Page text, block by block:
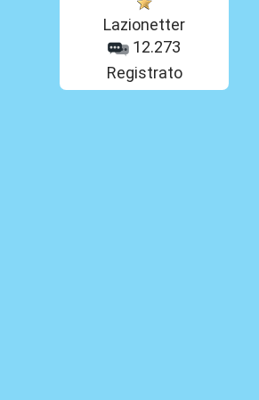
Lazionetter
12.273
Registrato